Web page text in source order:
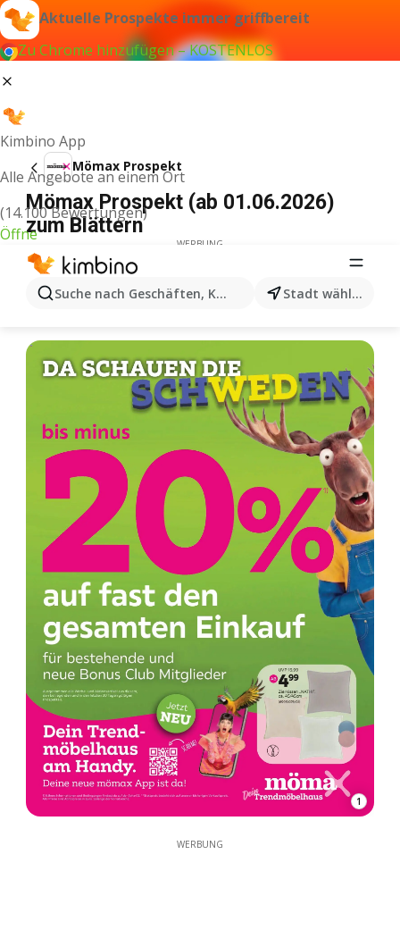
Aktuelle Prospekte immer griffbereit
Zu Chrome hinzufügen – KOSTENLOS
Kimbino App
Alle Angebote an einem Ort
(14.100 Bewertungen)
Öffne
Suche nach Geschäften, Kategorien, Produkten...
Stadt wählen
Mömax Prospekt
Mömax Prospekt (ab 01.06.2026)
zum Blättern
WERBUNG
1
WERBUNG